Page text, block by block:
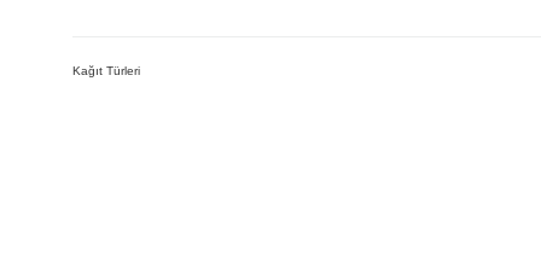
Kağıt Türleri